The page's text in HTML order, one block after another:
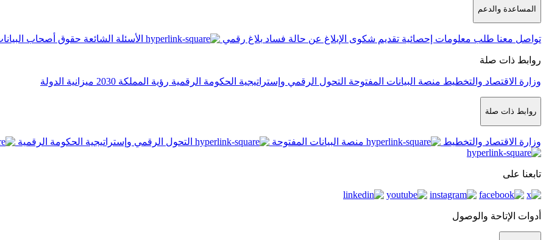
المساعدة والدعم
تواصل معنا طلب معلومات إحصائية تقديم شكوى الإبلاغ عن حالة فساد بلاغ رقمي الأسئلة الشائعة حقوق أصحاب
روابط ذات صلة
وزارة الاقتصاد والتخطيط منصة البيانات المفتوحة التحول الرقمي وإستراتيجية الحكومة الرقمية رؤية المملكة 2030 ميزانية الدولة
روابط ذات صلة
وزارة الاقتصاد والتخطيط منصة البيانات المفتوحة التحول الرقمي وإستراتيجية الحكومة الرقمية
تابعنا على
أدوات الإتاحة والوصول